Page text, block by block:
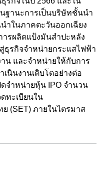
ฐานะการเป็นบริษัทชั้นนำ
ำในภาคตะวันออกเฉียง
รผลิตแป้งมันสำปะหลัง
ธุรกิจจำหน่ายกระแสไฟฟ้า
น และจำหน่ายให้กับการ
นินงานเติบโตอย่างต่อ
จำหน่ายหุ้น IPO จำนวน
ทะเบียนใน
(SET) ภายในไตรมาส